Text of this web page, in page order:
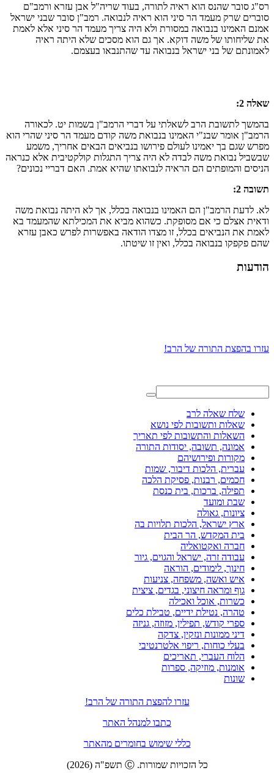
רס"ג סובר שהנס הוא ראיה לתורה, בעוד שריה"ל אבן עזרא ורמב"ם
סוברים שרק מעמד הר סיני הוא ראיה לנבואה. רמב"ן סובר שבני ישראל
אמנם האמינו בנבואה במסורת ולא היה צריך מעמד הר סיני אלא לאמת
את שליחותו של משה דוקא. אך גם הוא מסכים שלא היתה ראיה
לאמונתם של בני ישראל בנבואה עד שהתנבאו בעצמם.
שאלה 2:
בהמשך לתשובת הרב לשאלתי על דברי הרמב"ן בשמות יט. לכאורה
הרמב"ן אומר שבנ"י האמינו בנבואת משה קודם מעמד הר סיני שהרי הוא
מפרש שגם בך יאמינו לעולם פירושו בנביאים הבאים אחריך, משמע
שבשביל נבואת משה לבדה לא היה צריך התגלות קולקטיבית אלא כנראה
הניסים והמופתים הם הראיה לנבואתו שהיא אמת. האם דבריי נכונים?
תשובה 2:
לא. לדעת הרמב"ן הם האמינו בנבואה בכלל, אך לא היתה נבואת משה
ודאית אצלם כי אם מסופקת. כשהוא מביא את המכילתא שהמעמד בא
לאמת את הנביאים בכלל, זו מצדו הודאה באפשרות לפרש כאבן עזרא
שהם פקפקו בנבואה בכלל, ואין זו שיטתו.
הודעות
עזרו בהפצת התורה של הרב!
שלח שאלה לרב
שאלות ותשובות לפי נושא
השאלות והתשובות לפי תאריך
אמונה, תשובה, יסודות התורה
מקורות ופירושיהם
עברית, הלכות דיבור, שמות
חכמים, רבנות, פסיקת הלכה
תפילה, ברכות, בית כנסת
שבת ומועד
ציונות, גאולה
ארץ ישראל, הלכות תלויות בה
בית המקדש, הר הבית
חברה ואקטואליה
עבודה זרה, ישראל והגוים, גיור
חינוך, לימודים, הוראה
איש ואשה, משפחה, צניעות
גוף ומראה חיצוני, בגדים, ציצית
כשרות, אוכל ואכילה
טהרה, נטילת ידיים, טבילת כלים
ספרי קודש, תפילין, מזוזה, גניזה
דיני ממונות ונזקין, צדקה
בעלי כוחות, ריפוי אלטרנטיבי
הלוח העברי, תאריכים
אומנות, מוזיקה, ספרות
שונות
עזרו להפצת התורה של הרב!
כתבו למנהל האתר
כללי שימוש בחומרים מהאתר
כל הזכויות שמורות. Ⓒ תשפ"ה (2026)